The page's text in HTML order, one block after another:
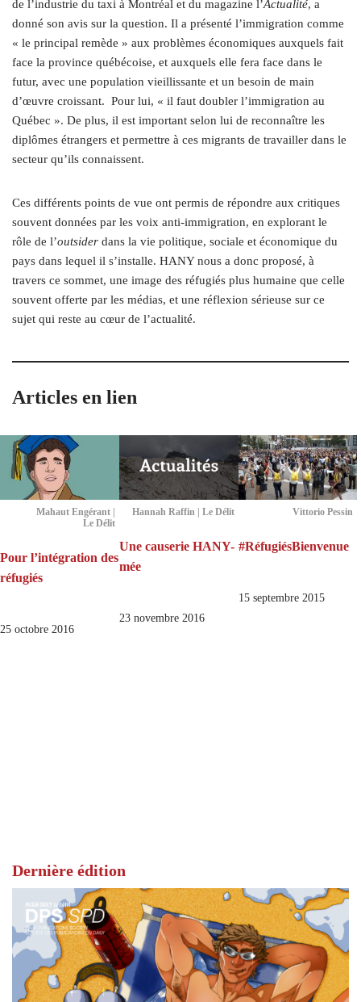
de l’industrie du taxi à Montréal et du magazine l’Actualité, a
donné son avis sur la question. Il a présenté l’immigration comme
« le principal remède » aux problèmes économiques auxquels fait
face la province québécoise, et auxquels elle fera face dans le
futur, avec une population vieillissante et un besoin de main
d’œuvre croissant. Pour lui, « il faut doubler l’immigration au
Québec ». De plus, il est important selon lui de reconnaître les
diplômes étrangers et permettre à ces migrants de travailler dans le
secteur qu’ils connaissent.
Ces différents points de vue ont permis de répondre aux critiques
souvent données par les voix anti-immigration, en explorant le
rôle de l’outsider dans la vie politique, sociale et économique du
pays dans lequel il s’installe. HANY nous a donc proposé, à
travers ce sommet, une image des réfugiés plus humaine que celle
souvent offerte par les médias, et une réflexion sérieuse sur ce
sujet qui reste au cœur de l’actualité.
Articles en lien
Mahaut Engérant |
Le Délit
Pour l’intégration des
réfugiés
25 octobre 2016
Hannah Raffin | Le Délit
Une causerie HANY-
mée
23 novembre 2016
Vittorio Pessin
#RéfugiésBienvenue
15 septembre 2015
Dernière édition